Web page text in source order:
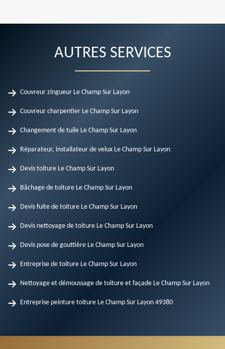
AUTRES SERVICES
Couvreur zingueur Le Champ Sur Layon
Couvreur charpentier Le Champ Sur Layon
Changement de tuile Le Champ Sur Layon
Réparateur, installateur de velux Le Champ Sur Layon
Devis toiture Le Champ Sur Layon
Bâchage de toiture Le Champ Sur Layon
Devis fuite de toiture Le Champ Sur Layon
Devis nettoyage de toiture Le Champ Sur Layon
Devis pose de gouttière Le Champ Sur Layon
Entreprise de toiture Le Champ Sur Layon
Nettoyage et démoussage de toiture et façade Le Champ Sur Layon
Entreprise peinture toiture Le Champ Sur Layon 49380